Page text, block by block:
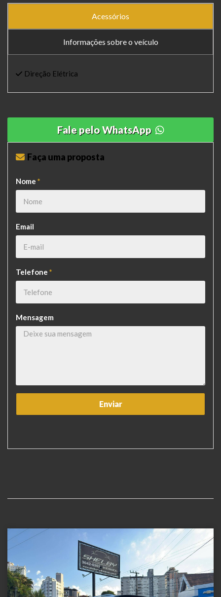
Acessórios
Informações sobre o veículo
Direção Elétrica
Fale pelo WhatsApp
Faça uma proposta
Nome *
Email
Telefone *
Mensagem